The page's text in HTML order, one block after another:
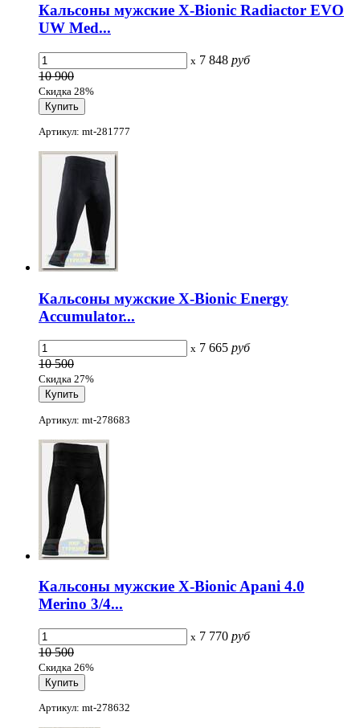
Кальсоны мужские X-Bionic Radiactor EVO
UW Med...
x 7 848 руб
10 900
Скидка 28%
Артикул: mt-281777
Кальсоны мужские X-Bionic Energy
Accumulator...
x 7 665 руб
10 500
Скидка 27%
Артикул: mt-278683
Кальсоны мужские X-Bionic Apani 4.0
Merino 3/4...
x 7 770 руб
10 500
Скидка 26%
Артикул: mt-278632